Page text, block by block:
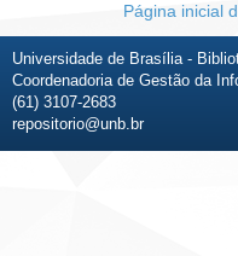
Página inicial
Universidade de Brasília -
Coordenadoria de Gestão da
(61) 3107-2683
repositorio@unb.br